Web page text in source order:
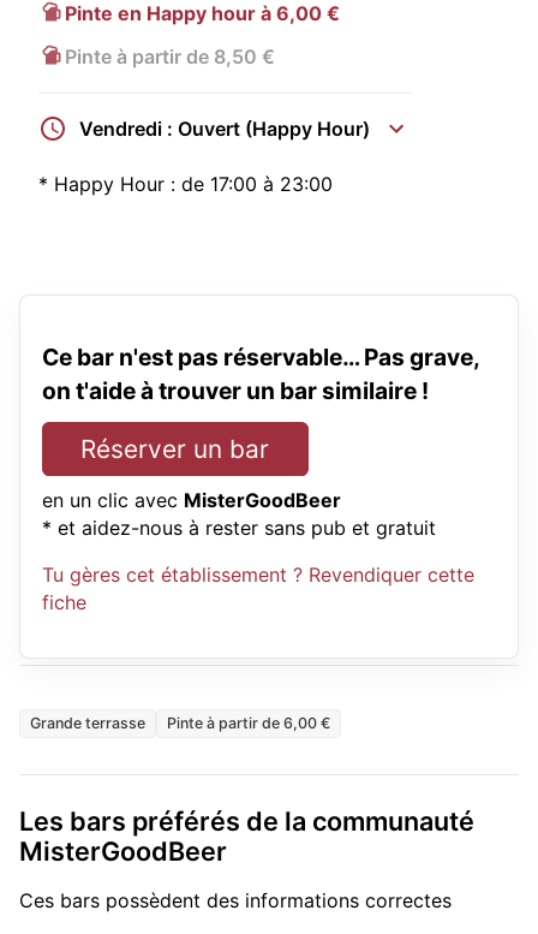
Pinte en Happy hour à 6,00 €
Pinte à partir de 8,50 €
Vendredi : Ouvert (Happy Hour)
* Happy Hour : de 17:00 à 23:00
Ce bar n'est pas réservable… Pas grave,
on t'aide à trouver un bar similaire !
Réserver un bar
en un clic avec MisterGoodBeer
* et aidez-nous à rester sans pub et gratuit
Tu gères cet établissement ? Revendiquer cette
fiche
Grande terrasse Pinte à partir de 6,00 €
Les bars préférés de la communauté
MisterGoodBeer
Ces bars possèdent des informations correctes